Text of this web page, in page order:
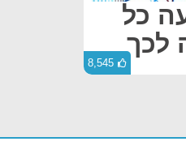
כל
לכך
8,545